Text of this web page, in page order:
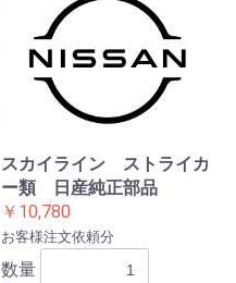
スカイライン ストライカ
ー類 日産純正部品
￥10,780
お客様注文依頼分
数量